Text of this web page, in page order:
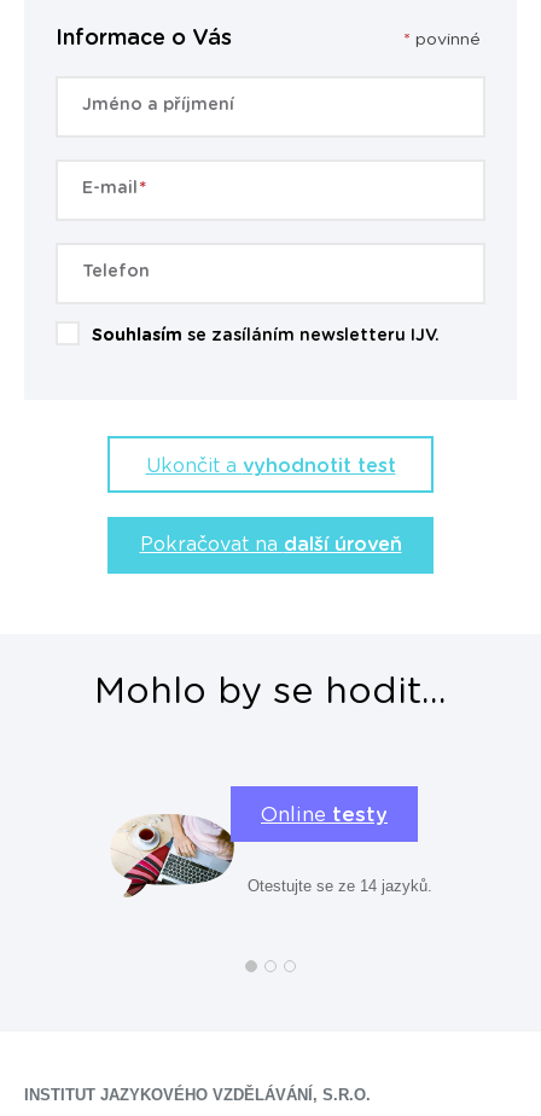
Informace o Vás
Jméno a příjmení
E-mail
Telefon
Souhlasím se zasíláním newsletteru IJV.
* povinné
Ukončit a vyhodnotit test
Pokračovat na další úroveň
Mohlo by se hodit...
Online testy
Otestujte se ze 14 jazyků.
INSTITUT JAZYKOVÉHO VZDĚLÁVÁNÍ, S.R.O.